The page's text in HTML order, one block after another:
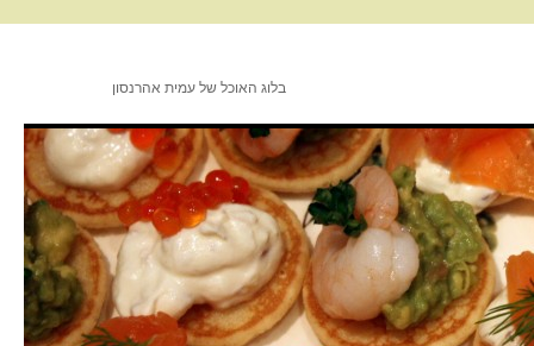
בלוג האוכל של עמית אהרנסון